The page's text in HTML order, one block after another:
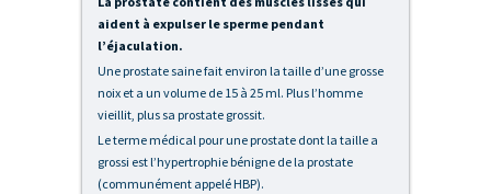
aident à expulser le sperme pendant
l’éjaculation.
Une prostate saine fait environ la taille d’une grosse
noix et a un volume de 15 à 25 ml. Plus l’homme
vieillit, plus sa prostate grossit.
Le terme médical pour une prostate dont la taille a
grossi est l’hypertrophie bénigne de la prostate
(communément appelé HBP).